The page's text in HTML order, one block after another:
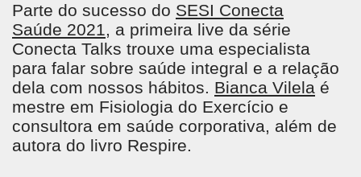
Parte do sucesso do SESI Conecta
Saúde 2021, a primeira live da série
Conecta Talks trouxe uma especialista
para falar sobre saúde integral e a relação
dela com nossos hábitos. Bianca Vilela é
mestre em Fisiologia do Exercício e
consultora em saúde corporativa, além de
autora do livro Respire.